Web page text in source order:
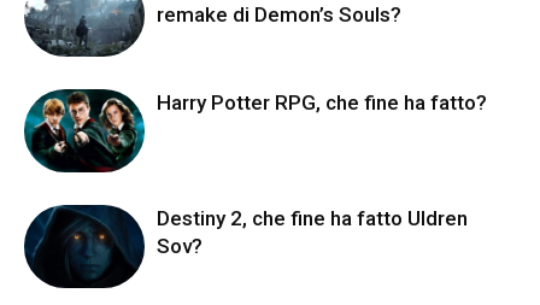
remake di Demon’s Souls?
Harry Potter RPG, che fine ha fatto?
Destiny 2, che fine ha fatto Uldren
Sov?